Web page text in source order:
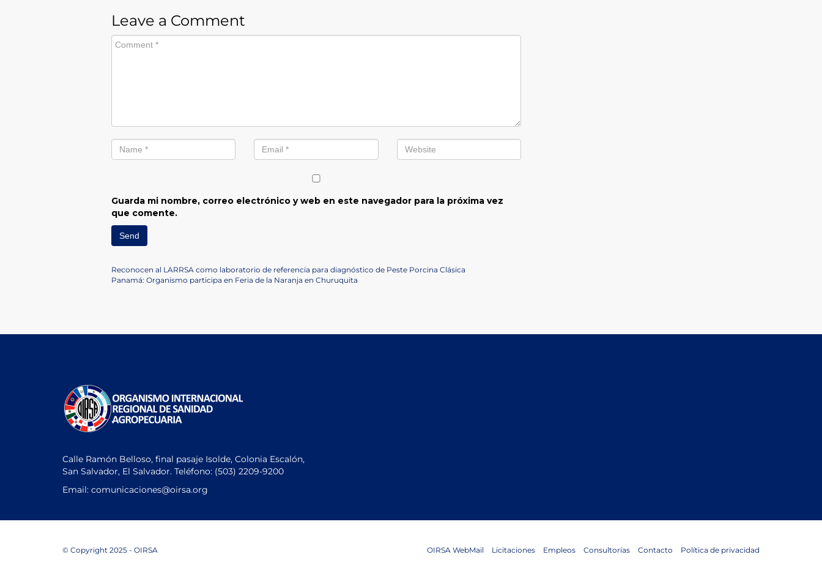
Leave a Comment
Guarda mi nombre, correo electrónico y web en este navegador para la próxima vez
que comente.
Navegación
Previous
Post
Reconocen al LARRSA como laboratorio de referencia para diagnóstico de Peste Porcina Clásica
Next
Panamá: Organismo participa en Feria de la Naranja en Churuquita
Calle Ramón Belloso, final pasaje Isolde, Colonia Escalón,
San Salvador, El Salvador. Teléfono: (503) 2209-9200
Email: comunicaciones@oirsa.org
© Copyright 2025 - OIRSA OIRSA WebMail Licitaciones Empleos Consultorías Contacto Política de privacidad